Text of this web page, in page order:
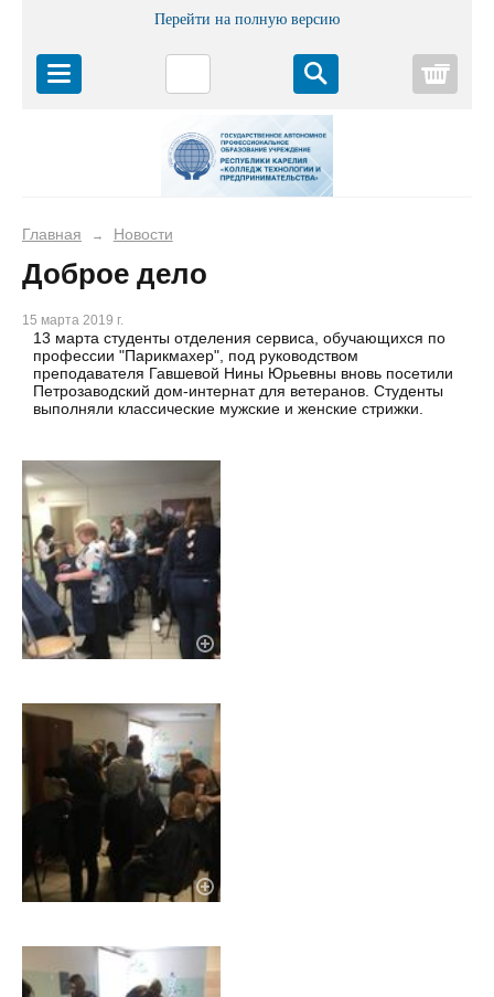
Перейти на полную версию
Главная → Новости
Доброе дело
15 марта 2019 г.
13 марта студенты отделения сервиса, обучающихся по
профессии "Парикмахер", под руководством
преподавателя Гавшевой Нины Юрьевны вновь посетили
Петрозаводский дом-интернат для ветеранов. Студенты
выполняли классические мужские и женские стрижки.